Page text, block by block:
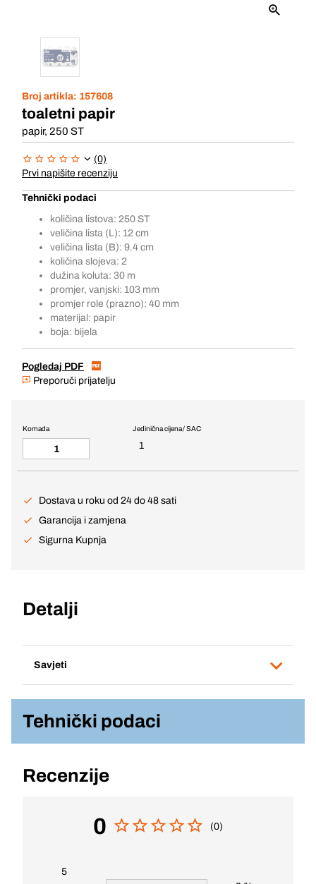
Broj artikla: 157608
toaletni papir
papir, 250 ST
(0)
Prvi napišite recenziju
Tehnički podaci
količina listova: 250 ST
veličina lista (L): 12 cm
veličina lista (B): 9.4 cm
količina slojeva: 2
dužina koluta: 30 m
promjer, vanjski: 103 mm
promjer role (prazno): 40 mm
materijal: papir
boja: bijela
Pogledaj PDF
Preporuči prijatelju
Jedinična cijena / SAC
1
Komada
Dostava u roku od 24 do 48 sati
Garancija i zamjena
Sigurna Kupnja
Detalji
Savjeti
Tehnički podaci
Recenzije
0 (0)
5